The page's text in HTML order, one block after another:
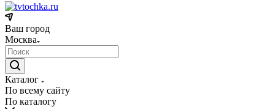
Ваш город
Москва
Каталог
По всему сайту
По каталогу